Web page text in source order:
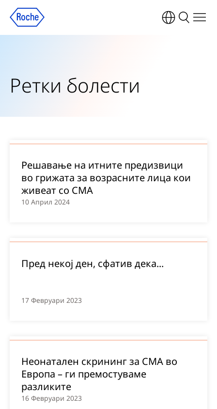
Ретки болести
Решавање на итните предизвици
во грижата за возрасните лица кои
живеат со СМА
10 Април 2024
Пред некој ден, сфатив дека...
17 Февруари 2023
Неонатален скрининг за СМА во
Европа – ги премостуваме
разликите
16 Февруари 2023